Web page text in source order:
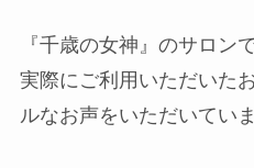
『千歳の女神』のサロン
実際にご利用いただいた
ルなお声をいただいていま